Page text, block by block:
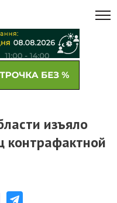
изъяло
контрафактной